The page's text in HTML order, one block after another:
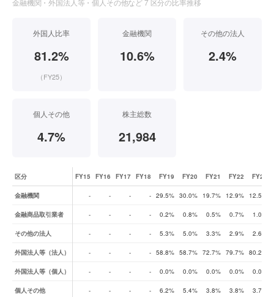
金融機関・外国法人等・個人その他など 7 区分の比率推移
外国人比率
81.2%
（FY25）
金融機関
10.6%
その他の法人
2.4%
個人その他
4.7%
株主総数
21,984
株式所有者別状況（比率の推移）
区分 FY15 FY16 FY17 FY18 FY19 FY20 FY21 FY22 FY23
金融機関 - - - - 29.5% 30.0% 19.7% 12.9% 12.5%
金融商品取引業者 - - - - 0.2% 0.8% 0.5% 0.7% 1.0%
その他の法人 - - - - 5.3% 5.0% 3.3% 2.9% 2.6%
外国法人等（法人） - - - - 58.8% 58.7% 72.7% 79.7% 80.2%
外国法人等（個人） - - - - 0.0% 0.0% 0.0% 0.0% 0.0%
個人その他 - - - - 6.2% 5.4% 3.8% 3.8% 3.7%